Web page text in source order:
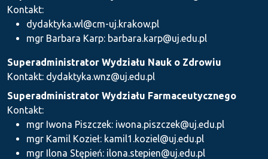
Kontakt:
dydaktyka.wl@cm-uj.krakow.pl
mgr Barbara Karp: barbara.karp@uj.edu.pl
Superadministrator Wydziału Nauk o Zdrowiu
Kontakt: dydaktyka.wnz@uj.edu.pl
Superadministrator Wydziału Farmaceutycznego
Kontakt:
mgr Iwona Piszczek: iwona.piszczek@uj.edu.pl
mgr Kamil Kozieł: kamil1.koziel@uj.edu.pl
mgr Ilona Stępień: ilona.stepien@uj.edu.pl